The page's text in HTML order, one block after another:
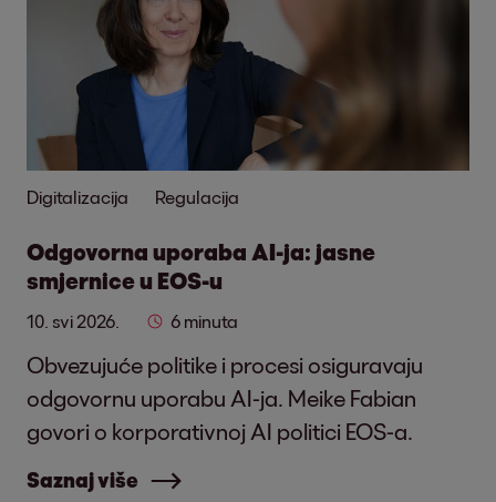
Digitalizacija Regulacija
Odgovorna uporaba AI-ja: jasne
smjernice u EOS-u
10. svi 2026. 6 minuta
Obvezujuće politike i procesi osiguravaju
odgovornu uporabu AI-ja. Meike Fabian
govori o korporativnoj AI politici EOS-a.
Saznaj više